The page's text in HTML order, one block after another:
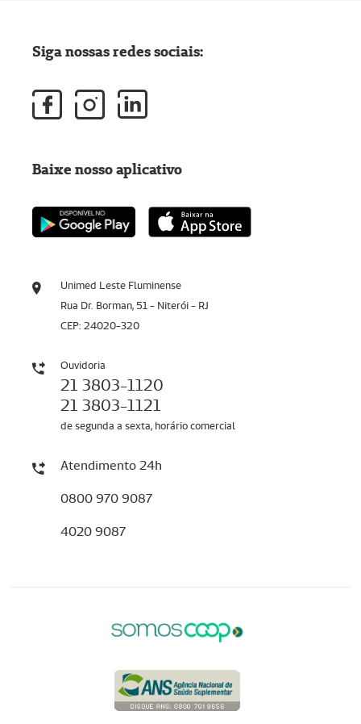
Unimed Leste Fluminense
Rua Dr. Borman, 51 - Niterói - RJ
CEP: 24020-320
Ouvidoria
21 3803-1120
21 3803-1121
de segunda a sexta, horário comercial
Atendimento 24h
0800 970 9087
4020 9087
Siga nossas redes sociais:
Baixe nosso aplicativo